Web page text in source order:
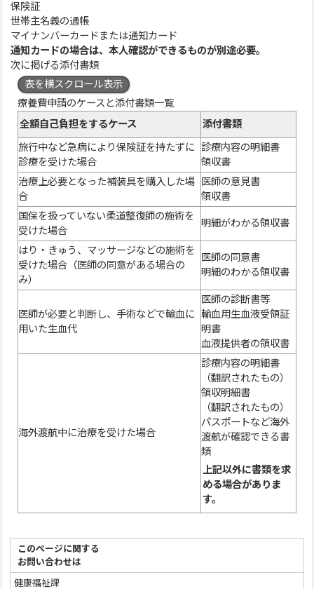
保険証
世帯主名義の通帳
マイナンバーカードまたは通知カード
通知カードの場合は、本人確認ができるものが別途必要。
次に掲げる添付書類
表を横スクロール表示
療養費申請のケースと添付書類一覧
全額自己負担をするケース
添付書類
旅行中など急病により保険証を持たずに
診療を受けた場合
診療内容の明細書
領収書
治療上必要となった補装具を購入した場
合
医師の意見書
領収書
国保を扱っていない柔道整復師の施術を
受けた場合
明細がわかる領収書
はり・きゅう、マッサージなどの施術を
受けた場合（医師の同意がある場合の
み）
医師の同意書
明細のわかる領収書
医師が必要と判断し、手術などで輸血に
用いた生血代
医師の診断書等
輸血用生血液受領証
明書
血液提供者の領収書
海外渡航中に治療を受けた場合
診療内容の明細書
（翻訳されたもの）
領収明細書
（翻訳されたもの）
パスポートなど海外
渡航が確認できる書
類
上記以外に書類を求
める場合がありま
す。
このページに関する
お問い合わせは
健康福祉課